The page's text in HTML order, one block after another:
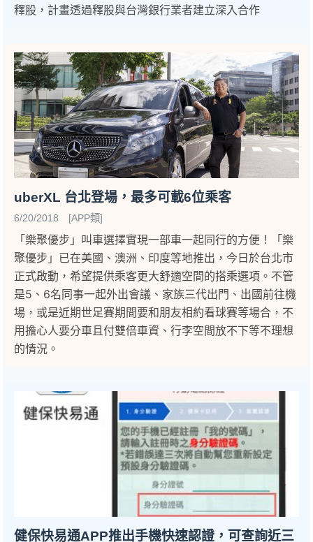
釋股，計畫透過釋股與台灣銀行業者建立深入合作
uberXL 台北登場，最多可載6位乘客
6/20/2018 [APP類]
「樂聚優步」叫車選擇實現一部車一起同行的方便！「樂
聚優步」已在美國、澳洲、印度等地推出，今日於台北市
正式啟動，希望提供乘客更大舒適空間的搭乘選項。不管
是5、6名同事一起外出會議、家族三代出門、出國前往機
場，或是近期世足賽期間要和朋友相約看球賽等場合，不
用擔心人要分車且付雙倍車資、行李空間放不下等不理想
的情況。
健保快易通APP推出手機快速認證，可查詢近三